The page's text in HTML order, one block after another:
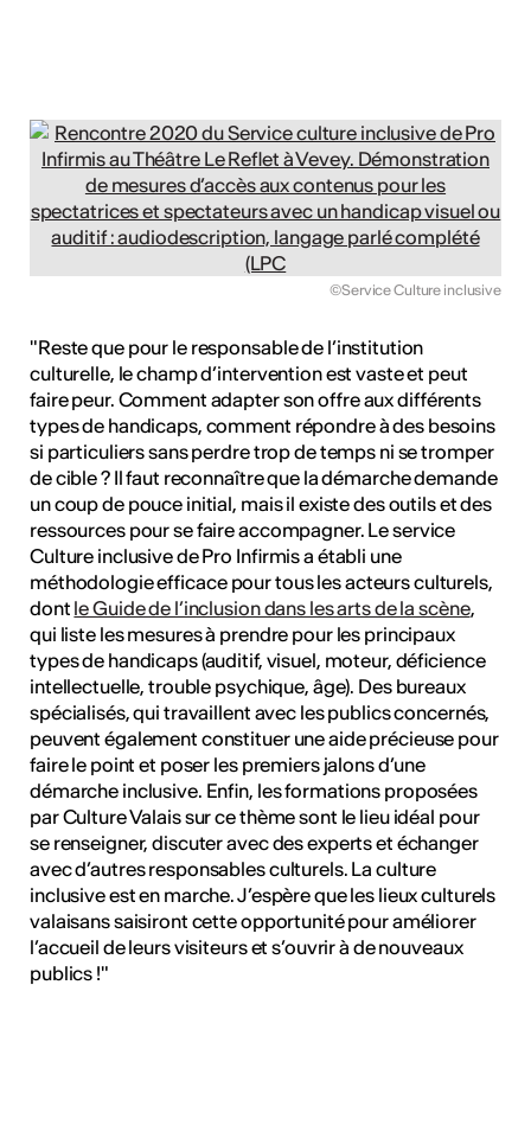
©Service Culture inclusive
"Reste que pour le responsable de l’institution
culturelle, le champ d’intervention est vaste et peut
faire peur. Comment adapter son offre aux différents
types de handicaps, comment répondre à des besoins
si particuliers sans perdre trop de temps ni se tromper
de cible ? Il faut reconnaître que la démarche demande
un coup de pouce initial, mais il existe des outils et des
ressources pour se faire accompagner. Le service
Culture inclusive de Pro Infirmis a établi une
méthodologie efficace pour tous les acteurs culturels,
dont le Guide de l’inclusion dans les arts de la scène,
qui liste les mesures à prendre pour les principaux
types de handicaps (auditif, visuel, moteur, déficience
intellectuelle, trouble psychique, âge). Des bureaux
spécialisés, qui travaillent avec les publics concernés,
peuvent également constituer une aide précieuse pour
faire le point et poser les premiers jalons d’une
démarche inclusive. Enfin, les formations proposées
par Culture Valais sur ce thème sont le lieu idéal pour
se renseigner, discuter avec des experts et échanger
avec d’autres responsables culturels. La culture
inclusive est en marche. J’espère que les lieux culturels
valaisans saisiront cette opportunité pour améliorer
l’accueil de leurs visiteurs et s’ouvrir à de nouveaux
publics !"